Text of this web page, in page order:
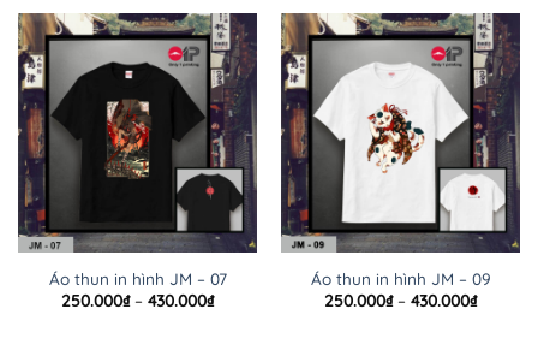
Áo thun in hình JM – 07
250.000₫ – 430.000₫Khoảng
Áo thun in hình JM – 09
250.000₫ – 430.000₫Khoảng